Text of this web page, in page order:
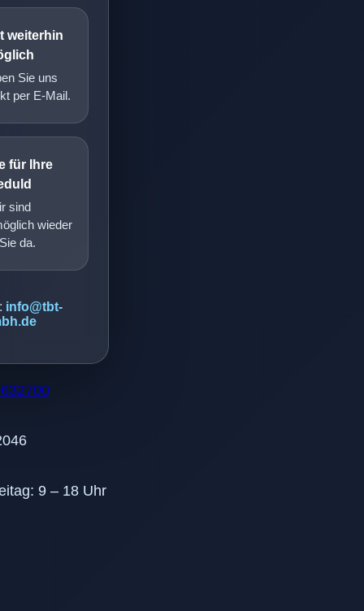
weiterhin
Sie uns
per E-Mail.
für Ihre
sind
wieder
da.
info@tbt-
9 – 18 Uhr